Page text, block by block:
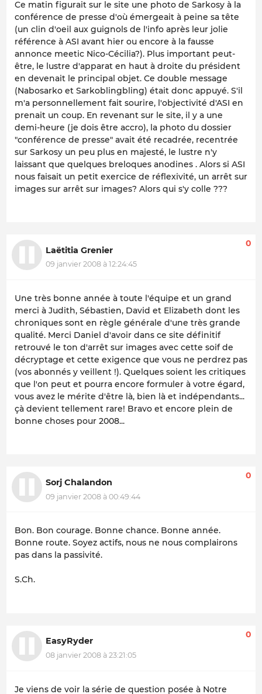
Ce matin figurait sur le site une photo de Sarkosy à la
conférence de presse d'où émergeait à peine sa tête
(un clin d'oeil aux guignols de l'info après leur jolie
référence à ASI avant hier ou encore à la fausse
annonce meetic Nico-Cécilia?). Plus important peut-
être, le lustre d'apparat en haut à droite du président
en devenait le principal objet. Ce double message
(Nabosarko et Sarkoblingbling) était donc appuyé. S'il
m'a personnellement fait sourire, l'objectivité d'ASI en
prenait un coup. En revenant sur le site, il y a une
demi-heure (je dois être accro), la photo du dossier
"conférence de presse" avait été recadrée, recentrée
sur Sarkosy un peu plus en majesté, le lustre n'y
laissant que quelques breloques anodines . Alors si ASI
nous faisait un petit exercice de réflexivité, un arrêt sur
images sur arrêt sur images? Alors qui s'y colle ???
Laëtitia Grenier
09 janvier 2008 à 12:24:45
0
Une très bonne année à toute l'équipe et un grand
merci à Judith, Sébastien, David et Elizabeth dont les
chroniques sont en règle générale d'une très grande
qualité. Merci Daniel d'avoir dans ce site définitif
retrouvé le ton d'arrêt sur images avec cette soif de
décryptage et cette exigence que vous ne perdrez pas
(vos abonnés y veillent !). Quelques soient les critiques
que l'on peut et pourra encore formuler à votre égard,
vous avez le mérite d'être là, bien là et indépendants...
çà devient tellement rare! Bravo et encore plein de
bonne choses pour 2008...
Sorj Chalandon
09 janvier 2008 à 00:49:44
0
Bon. Bon courage. Bonne chance. Bonne année.
Bonne route. Soyez actifs, nous ne nous complairons
pas dans la passivité.
S.Ch.
EasyRyder
08 janvier 2008 à 23:21:05
0
Je viens de voir la série de question posée à Notre